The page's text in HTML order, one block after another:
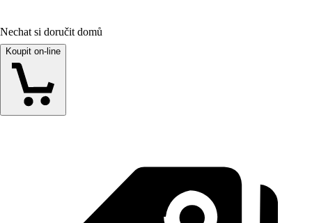
Nechat si doručit domů
Koupit on-line